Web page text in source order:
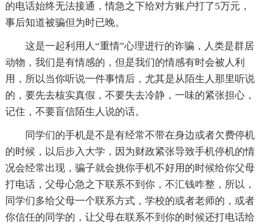
的电话始终无法接通，情急之下给对方账户打了5万元，
事后知道被骗但为时已晚。
这是一起利用人“重情”心理进行的诈骗，人类是群居
动物，我们是有情感的，但是我们的情感有时会被人利
用，所以当你听说一件事情后，尤其是从陌生人那里听说
的，要先去核实真假，不要失去冷静，一味的紧张担心，
记住，不要盲信陌生人说的话。
同学们的手机是不是有经常不带在身边或者欠费停机
的时候，以后步入大学，因为财政紧张导致手机停机的情
况会经常出现，骗子就会挑你手机不好用的时候给你父母
打电话，父母心急之下联系不到你，不汇钱咋整，所以，
同学们多给父母一个联系方式，学校的或者老师的，或者
你信任的同学的，让父母在联系不到你的时候还打电话给